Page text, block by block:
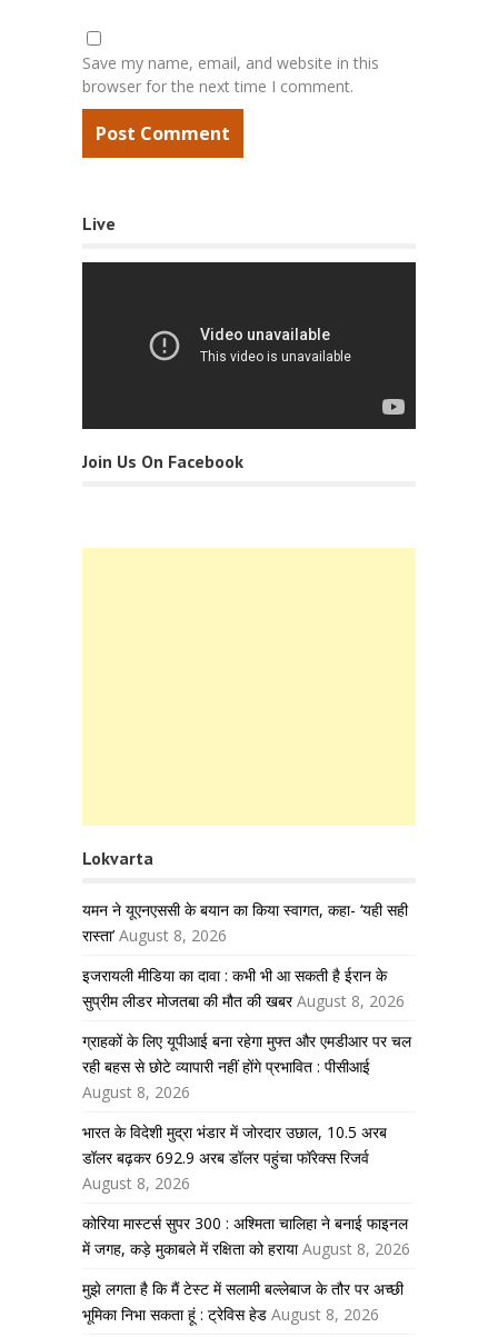
Save my name, email, and website in this
browser for the next time I comment.
Live
Join Us On Facebook
Lokvarta
यमन ने यूएनएससी के बयान का किया स्वागत, कहा- ‘यही सही
रास्ता’ August 8, 2026
इजरायली मीडिया का दावा : कभी भी आ सकती है ईरान के
सुप्रीम लीडर मोजतबा की मौत की खबर August 8, 2026
ग्राहकों के लिए यूपीआई बना रहेगा मुफ्त और एमडीआर पर चल
रही बहस से छोटे व्यापारी नहीं होंगे प्रभावित : पीसीआई
August 8, 2026
भारत के विदेशी मुद्रा भंडार में जोरदार उछाल, 10.5 अरब
डॉलर बढ़कर 692.9 अरब डॉलर पहुंचा फॉरेक्स रिजर्व
August 8, 2026
कोरिया मास्टर्स सुपर 300 : अश्मिता चालिहा ने बनाई फाइनल
में जगह, कड़े मुकाबले में रक्षिता को हराया August 8, 2026
मुझे लगता है कि मैं टेस्ट में सलामी बल्लेबाज के तौर पर अच्छी
भूमिका निभा सकता हूं : ट्रेविस हेड August 8, 2026